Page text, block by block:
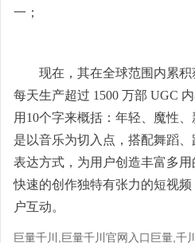
一；
现在，其在全球范围内累
每天生产超过 1500 万部 UGC
用10个字来概括：年轻、魔性
是以音乐为切入点，搭配舞蹈
表达方式，为用户创造丰富多
快速的创作独特有张力的短视
户互动。
巨量千川,巨量千川官网入口巨量,千